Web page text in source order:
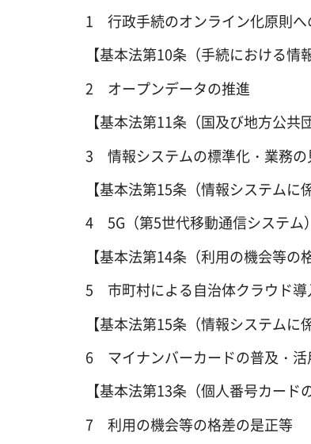
1 行政手続のオンライン化原則へ
【基本法第10条（手続における情
2 オープンデータの推進
【基本法第11条（国及び地方公
3 情報システムの標準化・業務の
【基本法第15条（情報システムに
4 5G（第5世代移動通信システム
【基本法第14条（利用の機会等
5 市町村による自治体クラウド導
【基本法第15条（情報システムに
6 マイナンバーカードの普及・活
【基本法第13条（個人番号カード
7 利用の機会等の格差の是正等